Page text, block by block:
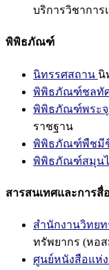
บริการวิชากา
พิพิธภัณฑ์
นิทรรศสถาน นิ
พิพิธภัณฑ์ชลทั
พิพิธภัณฑ์พระ
ราชฐาน
พิพิธภัณฑ์พืชมี
พิพิธภัณฑ์สมุน
สารสนเทศและการสื่
สำนักงานวิทย
ทรัพยากร (หอ
ศูนย์หนังสือแห่